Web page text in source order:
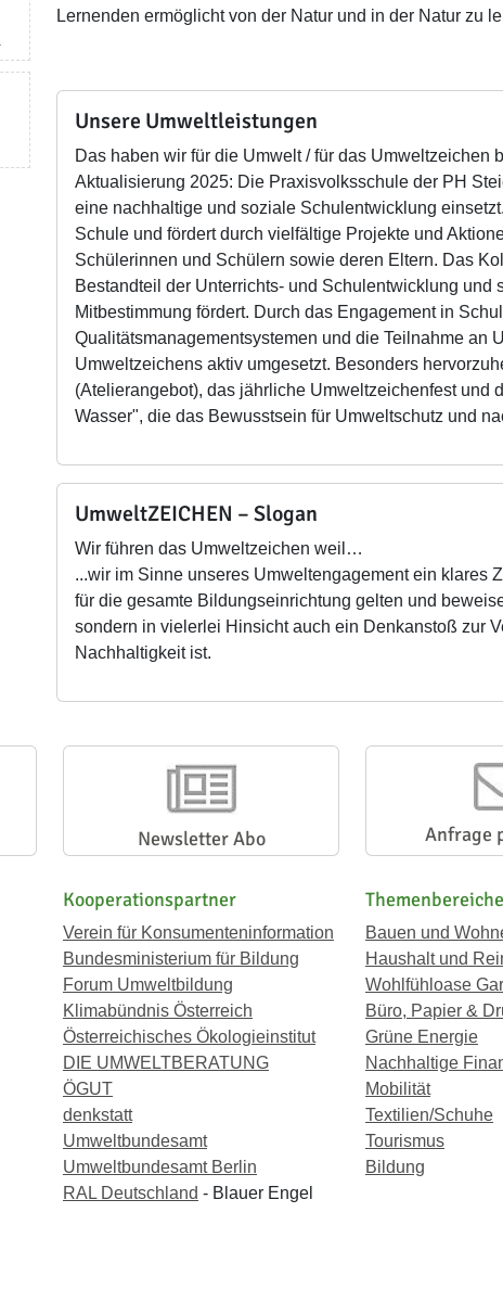
Lernenden ermöglicht von der Natur und in der Natur zu
Unsere Umweltleistungen
Das haben wir für die Umwelt / für das Umweltzeichen
Aktualisierung 2025: Die Praxisvolksschule der PH
eine nachhaltige und soziale Schulentwicklung
Schule und fördert durch vielfältige Projekte und
Schülerinnen und Schülern sowie deren Eltern. Das
Bestandteil der Unterrichts- und Schulentwicklung
Mitbestimmung fördert. Durch das Engagement in
Qualitätsmanagementsystemen und die Teilnahme an
Umweltzeichens aktiv umgesetzt. Besonders
(Atelierangebot), das jährliche Umweltzeichenfest
Wasser", die das Bewusstsein für Umweltschutz und
UmweltZEICHEN – Slogan
Wir führen das Umweltzeichen weil…
...wir im Sinne unseres Umweltengagement ein klares
für die gesamte Bildungseinrichtung gelten und
sondern in vielerlei Hinsicht auch ein Denkanstoß zur
Nachhaltigkeit ist.
Newsletter Abo Anfrage
Kooperationspartner
Verein für Konsumenteninformation
Bundesministerium für Bildung
Forum Umweltbildung
Klimabündnis Österreich
Österreichisches Ökologieinstitut
DIE UMWELTBERATUNG
ÖGUT
denkstatt
Umweltbundesamt
Umweltbundesamt Berlin
RAL Deutschland - Blauer Engel
Themenbereiche
Bauen und
Haushalt und
Wohlfühloase
Büro, Papier &
Grüne Energie
Nachhaltige
Mobilität
Textilien/Schuhe
Tourismus
Bildung